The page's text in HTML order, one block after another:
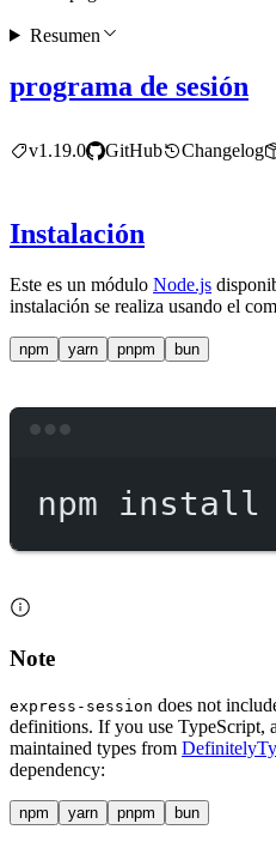
programa de sesión
v1.19.0 GitHub Changelog
Instalación
Este es un módulo Node.js
instalación se realiza usando el
npm yarn pnpm bun
npm install
Note
express-session does not
definitions. If you use TypeScript,
maintained types from
dependency:
npm yarn pnpm bun
Resumen